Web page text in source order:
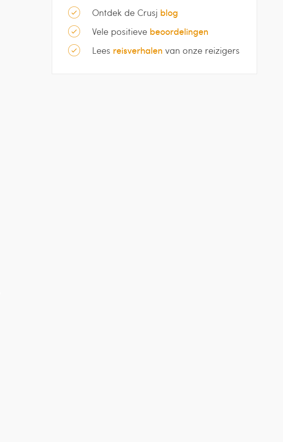
Ontdek de Crusj blog
Vele positieve beoordelingen
Lees reisverhalen van onze reizigers